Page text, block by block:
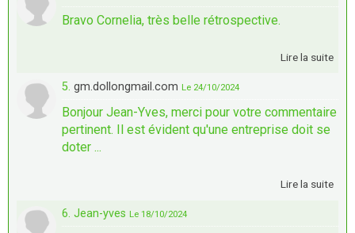
Bravo Cornelia, très belle rétrospective.
Lire la suite
5. gm.dollongmail.com Le 24/10/2024
Bonjour Jean-Yves, merci pour votre commentaire
pertinent. Il est évident qu'une entreprise doit se
doter ...
Lire la suite
6. Jean-yves Le 18/10/2024